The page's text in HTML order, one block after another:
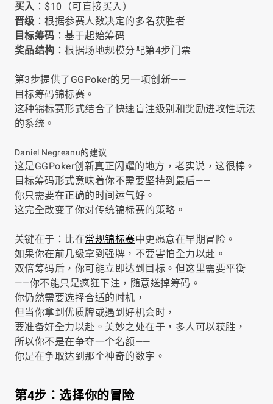
买入 ：$10（可直接买入）
晋级 ：根据参赛人数决定的多名获胜者
目标筹码 ：基于起始筹码
奖品结构 ：根据场地规模分配第4步门票
第3步提供了GGPoker的另一项创新——
目标筹码锦标赛。
这种锦标赛形式结合了快速盲注级别和奖励进攻性玩法
的系统。
Daniel Negreanu的建议
这是GGPoker创新真正闪耀的地方，老实说，这很棒。
目标筹码形式意味着你不需要坚持到最后——
你只需要在正确的时间运气好。
这完全改变了你对传统锦标赛的策略。
关键在于：比在常规锦标赛中更愿意在早期冒险。
如果你在前几级拿到强牌，不要害怕全力以赴。
双倍筹码后，你可能立即达到目标。但这里需要平衡
——你不能只是疯狂下注，随意送掉筹码。
你仍然需要选择合适的时机，
但当你拿到优质牌或遇到好机会时，
要准备好全力以赴。美妙之处在于，多人可以获胜，
所以你不是在争夺一个名额——
你是在争取达到那个神奇的数字。
第4步：选择你的冒险